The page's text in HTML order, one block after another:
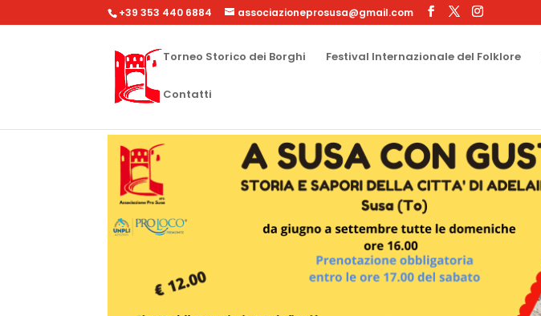
+39 353 440 6884 associazioneprosusa@gmail.com
Torneo Storico dei Borghi Festival Internazionale del Folklore
Contatti